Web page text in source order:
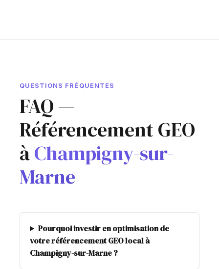
QUESTIONS FRÉQUENTES
FAQ —
Référencement GEO
àChampigny-sur-
Marne
Pourquoi investir en optimisation de
votre référencement GEO local à
Champigny-sur-Marne ?